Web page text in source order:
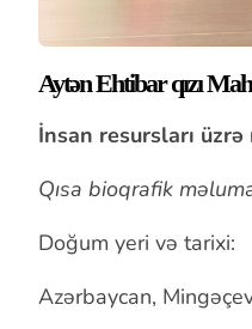
Aytən Ehtibar qızı
İnsan resursları
Qısa bioqrafik
Doğum yeri və tarixi:
Azərbaycan,